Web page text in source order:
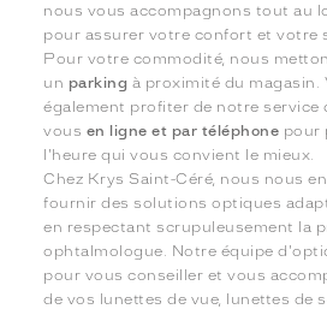
nous vous accompagnons tout au
pour assurer votre confort et votre
Pour votre commodité, nous
un parking à proximité du magasin.
également profiter de notre service
vous en ligne et par téléphone pour
l'heure qui vous convient le mieux.
Chez Krys Saint-Céré, nous nous
fournir des solutions optiques
en respectant scrupuleusement la
ophtalmologue. Notre équipe
pour vous conseiller et vous
de vos lunettes de vue, lunettes de